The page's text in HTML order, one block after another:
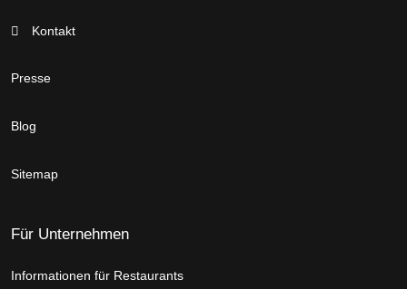
Kontakt
Presse
Blog
Sitemap
Für Unternehmen
Informationen für Restaurants